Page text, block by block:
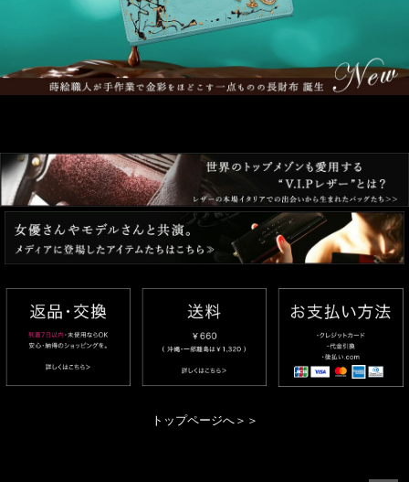
トップページへ＞＞